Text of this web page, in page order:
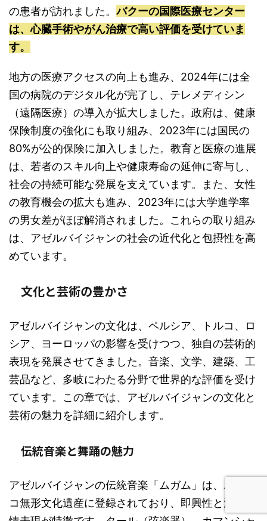
の患者が訪れました。バクーの国際医療センター
は、心臓手術やがん治療で高い評価を受けていま
す。
地方の医療アクセスの向上も進み、2024年には全
国の病院のデジタル化が完了し、テレメディシン
（遠隔医療）の導入が拡大しました。政府は、健康
保険制度の強化にも取り組み、2023年には国民の
80%が公的保険に加入しました。教育と医療の進展
は、若者のスキル向上や健康寿命の延伸に寄与し、
社会の持続可能な発展を支えています。また、女性
の教育機会の拡大も進み、2023年には大学進学率
の男女差がほぼ解消されました。これらの取り組み
は、アゼルバイジャンの社会の近代化と包摂性を高
めています。
文化と芸術の豊かさ
アゼルバイジャンの文化は、ペルシア、トルコ、ロ
シア、ヨーロッパの影響を受けつつ、独自の芸術的
表現を発展させてきました。音楽、文学、建築、工
芸品など、多岐にわたる分野で世界的な評価を受け
ています。この章では、アゼルバイジャンの文化と
芸術の魅力を詳細に紹介します。
伝統音楽と舞踊の魅力
アゼルバイジャンの伝統音楽「ムガム」は、ユネス
コ無形文化遺産に登録されており、即興性と深い感